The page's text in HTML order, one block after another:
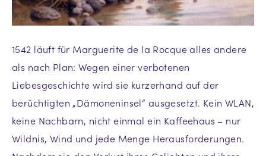
1542 läuft für Marguerite de la Rocque alles andere
als nach Plan: Wegen einer verbotenen
Liebesgeschichte wird sie kurzerhand auf der
berüchtigten „Dämoneninsel“ ausgesetzt. Kein WLAN,
keine Nachbarn, nicht einmal ein Kaffeehaus – nur
Wildnis, Wind und jede Menge Herausforderungen.